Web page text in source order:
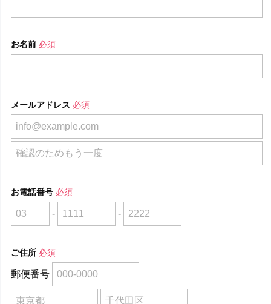
お名前 必須
メールアドレス 必須
お電話番号 必須
- -
ご住所 必須
郵便番号